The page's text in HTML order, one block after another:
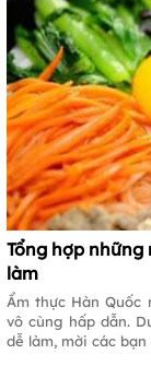
Tổng hợp những
làm
Ẩm thực Hàn
vô cùng hấp dẫn.
dễ làm, mời các